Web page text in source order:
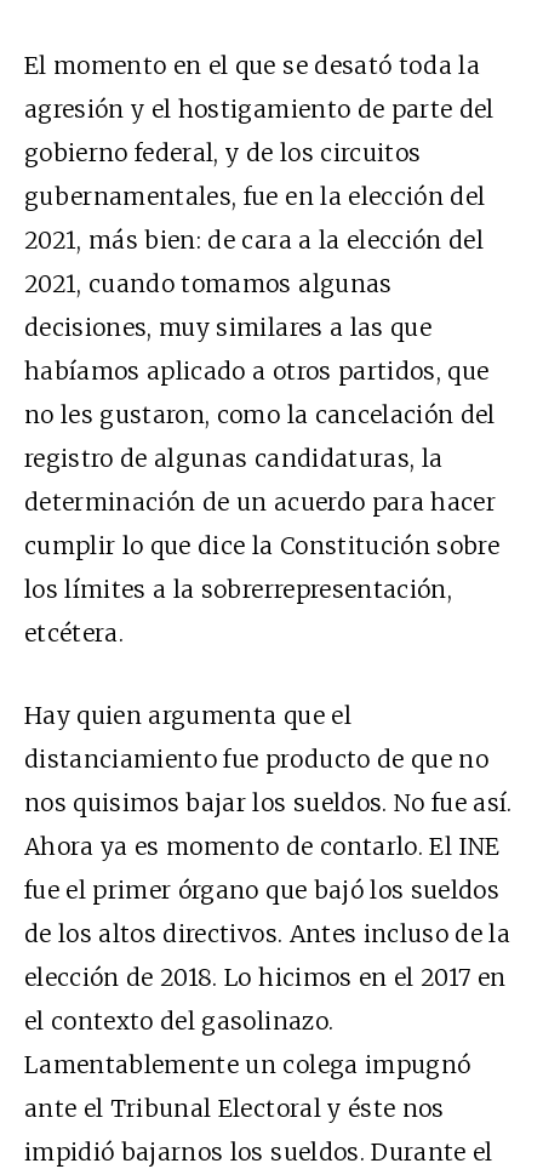
El momento en el que se desató toda la
agresión y el hostigamiento de parte del
gobierno federal, y de los circuitos
gubernamentales, fue en la elección del
2021, más bien: de cara a la elección del
2021, cuando tomamos algunas
decisiones, muy similares a las que
habíamos aplicado a otros partidos, que
no les gustaron, como la cancelación del
registro de algunas candidaturas, la
determinación de un acuerdo para hacer
cumplir lo que dice la Constitución sobre
los límites a la sobrerrepresentación,
etcétera.
Hay quien argumenta que el
distanciamiento fue producto de que no
nos quisimos bajar los sueldos. No fue así.
Ahora ya es momento de contarlo. El INE
fue el primer órgano que bajó los sueldos
de los altos directivos. Antes incluso de la
elección de 2018. Lo hicimos en el 2017 en
el contexto del gasolinazo.
Lamentablemente un colega impugnó
ante el Tribunal Electoral y éste nos
impidió bajarnos los sueldos. Durante el